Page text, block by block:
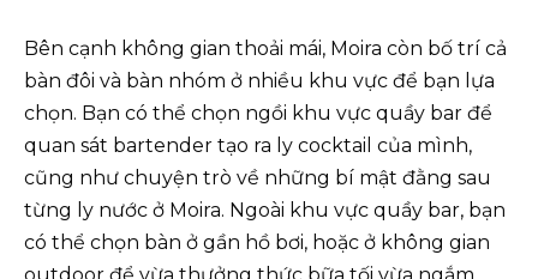
Bên cạnh không gian thoải mái, Moira còn bố trí cả
bàn đôi và bàn nhóm ở nhiều khu vực để bạn lựa
chọn. Bạn có thể chọn ngồi khu vực quầy bar để
quan sát bartender tạo ra ly cocktail của mình,
cũng như chuyện trò về những bí mật đằng sau
từng ly nước ở Moira. Ngoài khu vực quầy bar, bạn
có thể chọn bàn ở gần hồ bơi, hoặc ở không gian